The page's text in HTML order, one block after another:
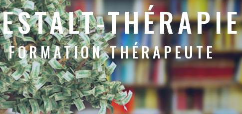
THÉRAPIE
FORMATION THÉRAPEUTE